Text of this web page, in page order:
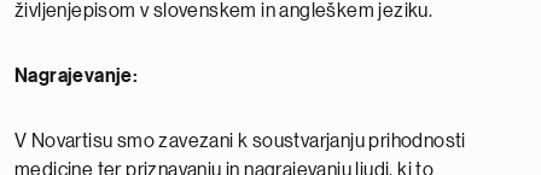
življenjepisom v slovenskem in angleškem jeziku.
Nagrajevanje:
V Novartisu smo zavezani k soustvarjanju prihodnosti
medicine ter priznavanju in nagrajevanju ljudi, ki to